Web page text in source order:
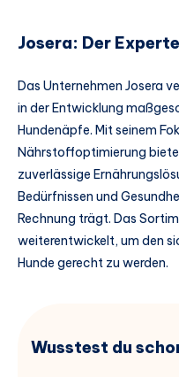
Josera: Der
Das Unternehmen Josera
in der Entwicklung
Hundenäpfe. Mit seinem
Nährstoffoptimierung
zuverlässige
Bedürfnissen und
Rechnung trägt. Das
weiterentwickelt, um den
Hunde gerecht zu werden.
Wusstest du